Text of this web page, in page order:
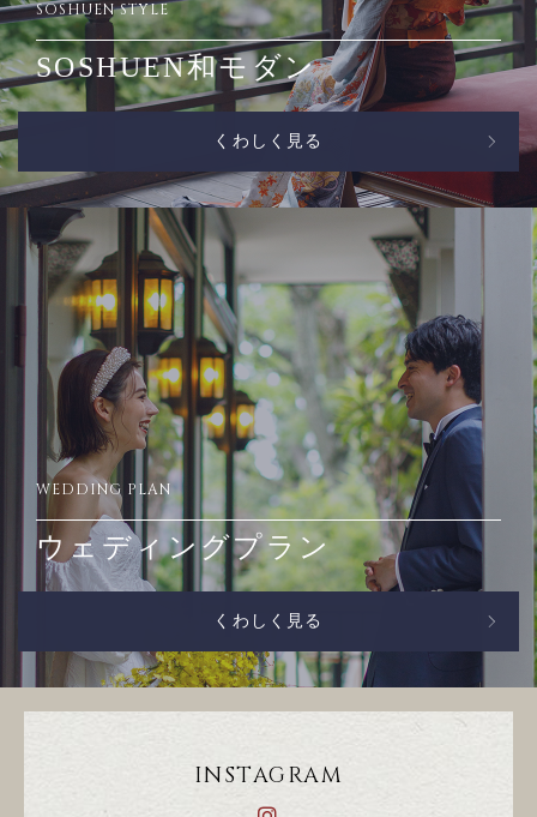
SOSHUEN STYLE
SOSHUEN和モダン
くわしく見る
WEDDING PLAN
ウェディングプラン
くわしく見る
INSTAGRAM